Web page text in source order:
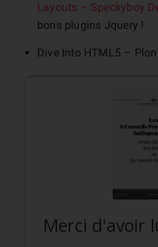
Layouts – Speckyboy
bons plugins Jquery !
Dive Into HTML5 –
Merci d'avoir